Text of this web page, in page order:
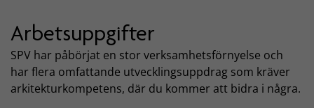
Arbetsuppgifter
SPV har påbörjat en stor verksamhetsförnyelse och
har flera omfattande utvecklingsuppdrag som kräver
arkitekturkompetens, där du kommer att bidra i några.